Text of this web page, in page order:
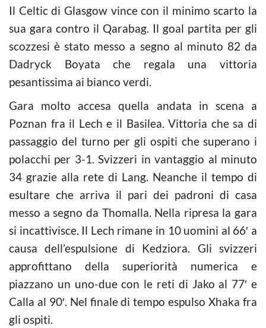
Il Celtic di Glasgow vince con il minimo scarto la
sua gara contro il Qarabag. Il goal partita per gli
scozzesi è stato messo a segno al minuto 82 da
Dadryck Boyata che regala una vittoria
pesantissima ai bianco verdi.
Gara molto accesa quella andata in scena a
Poznan fra il Lech e il Basilea. Vittoria che sa di
passaggio del turno per gli ospiti che superano i
polacchi per 3-1. Svizzeri in vantaggio al minuto
34 grazie alla rete di Lang. Neanche il tempo di
esultare che arriva il pari dei padroni di casa
messo a segno da Thomalla. Nella ripresa la gara
si incattivisce. Il Lech rimane in 10 uomini al 66′ a
causa dell’espulsione di Kedziora. Gli svizzeri
approfittano della superiorità numerica e
piazzano un uno-due con le reti di Jako al 77′ e
Calla al 90′. Nel finale di tempo espulso Xhaka fra
gli ospiti.